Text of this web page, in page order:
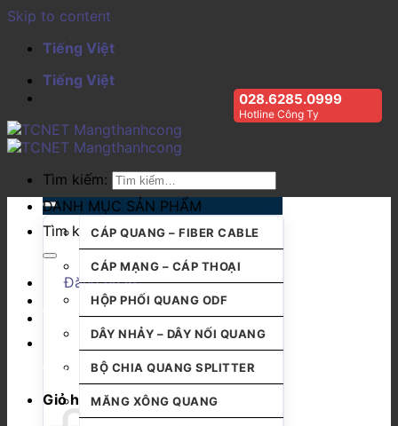
Skip to content
Tiếng Việt
Tiếng Việt
028.6285.0999
Hotline Công Ty
Tìm kiếm:
Tìm kiếm:
Đăng nhập
Giỏ hàng
DANH MỤC SẢN PHẨM
CÁP QUANG – FIBER CABLE
CÁP MẠNG – CÁP THOẠI
HỘP PHỐI QUANG ODF
DÂY NHẢY – DÂY NỐI QUANG
BỘ CHIA QUANG SPLITTER
MĂNG XÔNG QUANG